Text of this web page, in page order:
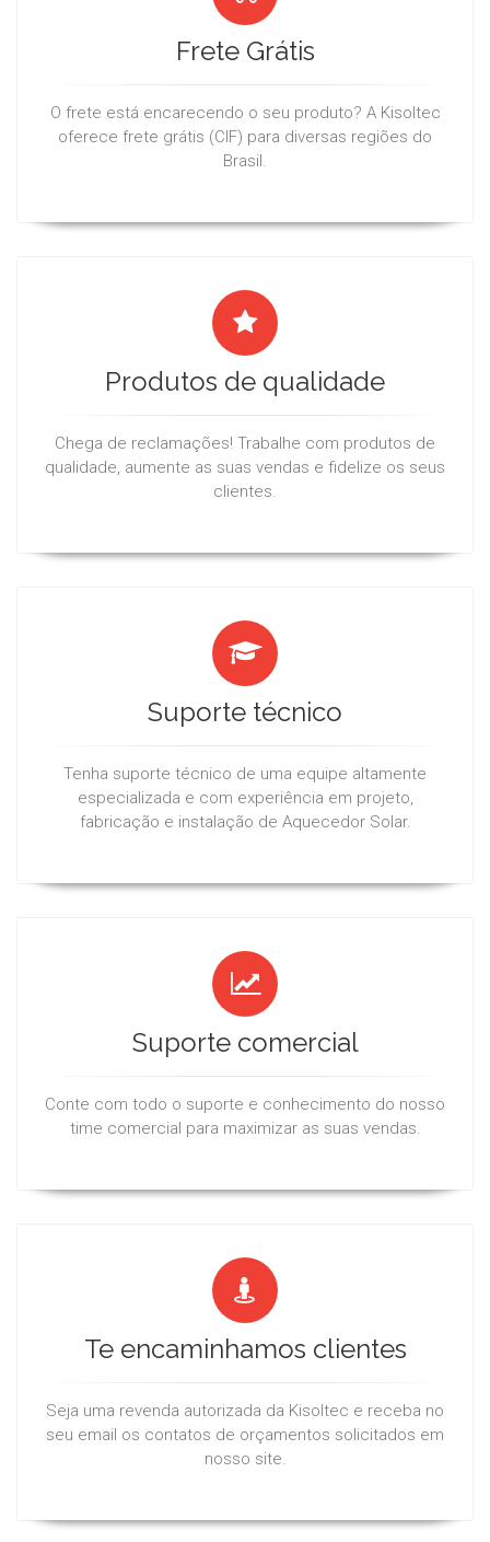
Frete Grátis
O frete está encarecendo o seu produto? A Kisoltec
oferece frete grátis (CIF) para diversas regiões do
Brasil.
Produtos de qualidade
Chega de reclamações! Trabalhe com produtos de
qualidade, aumente as suas vendas e fidelize os seus
clientes.
Suporte técnico
Tenha suporte técnico de uma equipe altamente
especializada e com experiência em projeto,
fabricação e instalação de Aquecedor Solar.
Suporte comercial
Conte com todo o suporte e conhecimento do nosso
time comercial para maximizar as suas vendas.
Te encaminhamos clientes
Seja uma revenda autorizada da Kisoltec e receba no
seu email os contatos de orçamentos solicitados em
nosso site.